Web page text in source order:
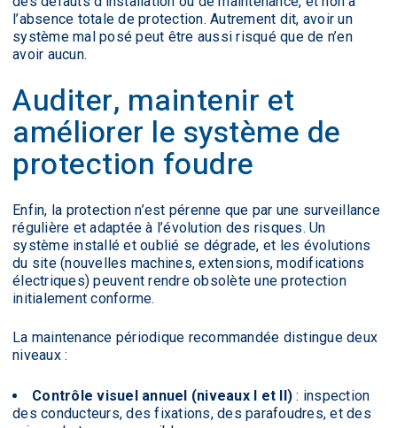
l’absence totale de protection. Autrement dit, avoir un
système mal posé peut être aussi risqué que de n’en
avoir aucun.
Auditer, maintenir et
améliorer le système de
protection foudre
Enfin, la protection n’est pérenne que par une surveillance
régulière et adaptée à l’évolution des risques. Un
système installé et oublié se dégrade, et les évolutions
du site (nouvelles machines, extensions, modifications
électriques) peuvent rendre obsolète une protection
initialement conforme.
La maintenance périodique recommandée distingue deux
niveaux :
Contrôle visuel annuel (niveaux I et II) : inspection
des conducteurs, des fixations, des parafoudres, et des